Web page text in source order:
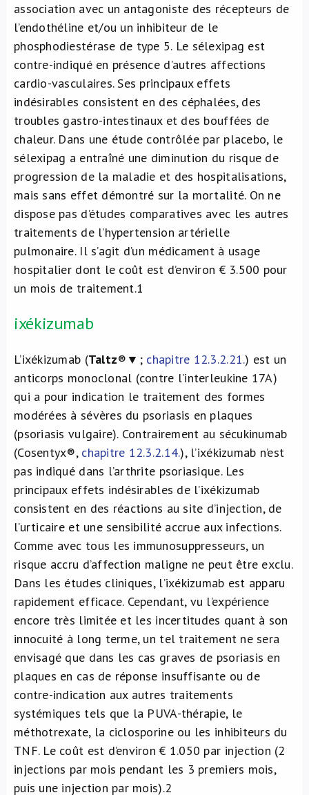
association avec un antagoniste des récepteurs de
l’endothéline et/ou un inhibiteur de le
phosphodiestérase de type 5. Le sélexipag est
contre-indiqué en présence d’autres affections
cardio-vasculaires. Ses principaux effets
indésirables consistent en des céphalées, des
troubles gastro-intestinaux et des bouffées de
chaleur. Dans une étude contrôlée par placebo, le
sélexipag a entraîné une diminution du risque de
progression de la maladie et des hospitalisations,
mais sans effet démontré sur la mortalité. On ne
dispose pas d’études comparatives avec les autres
traitements de l’hypertension artérielle
pulmonaire. Il s’agit d’un médicament à usage
hospitalier dont le coût est d’environ € 3.500 pour
un mois de traitement.1
ixékizumab
L’ixékizumab (Taltz®▼; chapitre 12.3.2.21.) est un
anticorps monoclonal (contre l’interleukine 17A)
qui a pour indication le traitement des formes
modérées à sévères du psoriasis en plaques
(psoriasis vulgaire). Contrairement au sécukinumab
(Cosentyx®, chapitre 12.3.2.14.), l’ixékizumab n’est
pas indiqué dans l’arthrite psoriasique. Les
principaux effets indésirables de l’ixékizumab
consistent en des réactions au site d’injection, de
l’urticaire et une sensibilité accrue aux infections.
Comme avec tous les immunosuppresseurs, un
risque accru d’affection maligne ne peut être exclu.
Dans les études cliniques, l’ixékizumab est apparu
rapidement efficace. Cependant, vu l’expérience
encore très limitée et les incertitudes quant à son
innocuité à long terme, un tel traitement ne sera
envisagé que dans les cas graves de psoriasis en
plaques en cas de réponse insuffisante ou de
contre-indication aux autres traitements
systémiques tels que la PUVA-thérapie, le
méthotrexate, la ciclosporine ou les inhibiteurs du
TNF. Le coût est d’environ € 1.050 par injection (2
injections par mois pendant les 3 premiers mois,
puis une injection par mois).2